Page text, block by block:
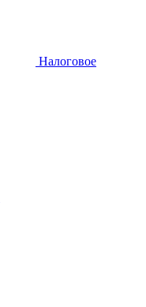
Налоговое